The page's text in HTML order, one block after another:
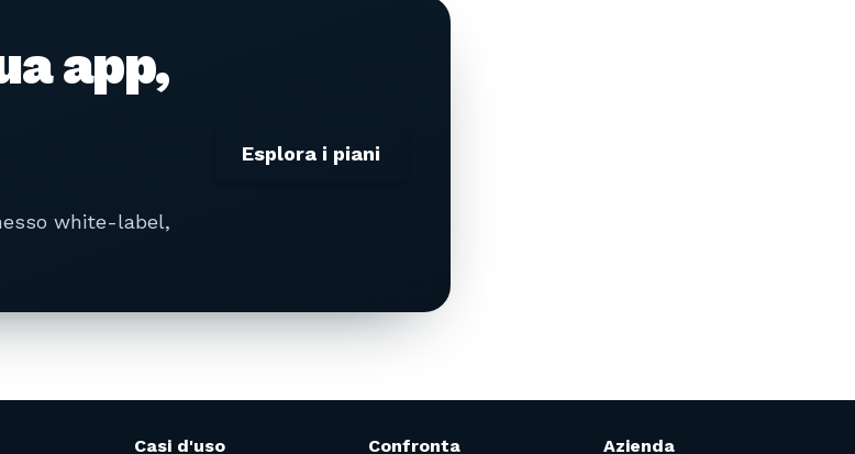
app,
white-label,
Esplora i piani
Casi d'uso Confronta Azienda